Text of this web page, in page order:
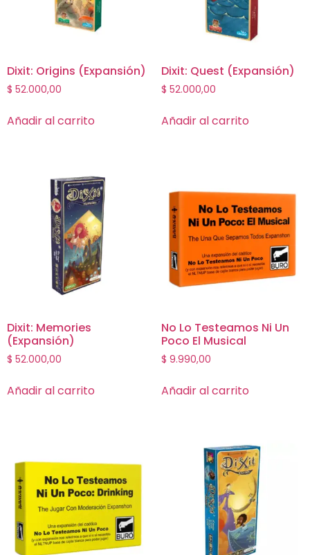
Dixit: Origins (Expansión)
$ 52.000,00
Añadir al carrito
Dixit: Quest (Expansión)
$ 52.000,00
Añadir al carrito
Dixit: Memories
(Expansión)
$ 52.000,00
Añadir al carrito
No Lo Testeamos Ni Un
Poco El Musical
$ 9.990,00
Añadir al carrito